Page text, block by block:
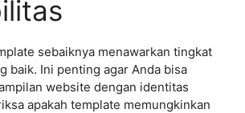
sebaiknya menawarkan tingkat
baik. Ini penting agar Anda bisa
website dengan identitas
apakah template memungkinkan